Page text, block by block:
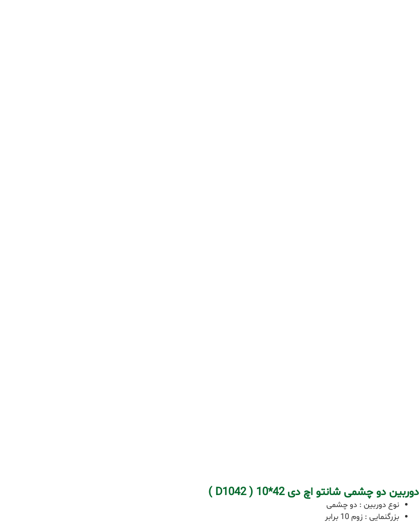
دوربین دو چشمی شانتو اچ دی 42*10 ( D1042 )
نوع دوربین : دو چشمی
بزرگنمایی : زوم 10 برابر